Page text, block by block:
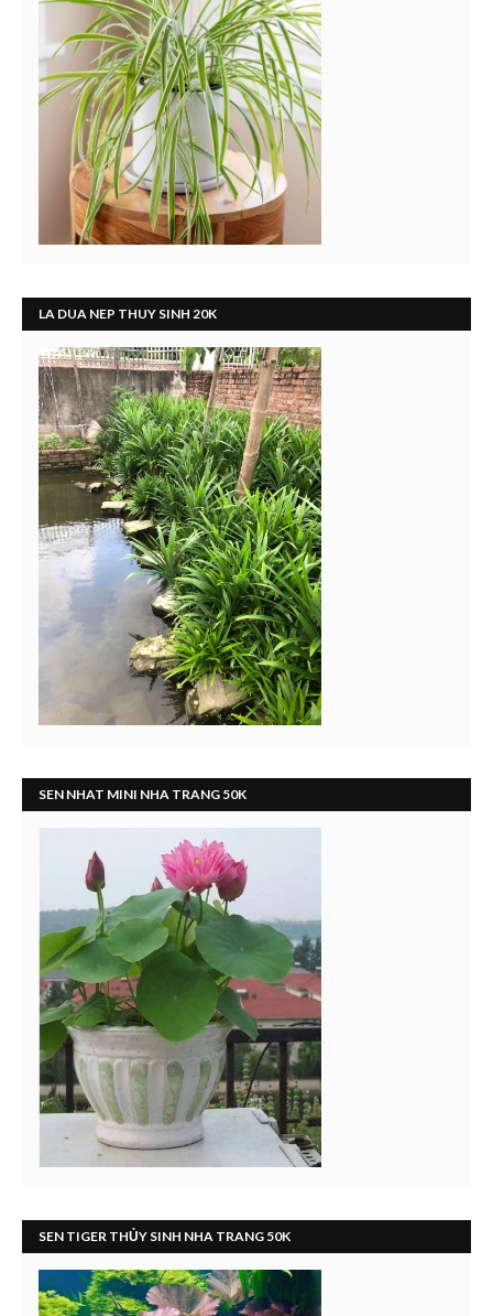
LA DUA NEP THUY SINH 20K
SEN NHAT MINI NHA TRANG 50K
SEN TIGER THỦY SINH NHA TRANG 50K